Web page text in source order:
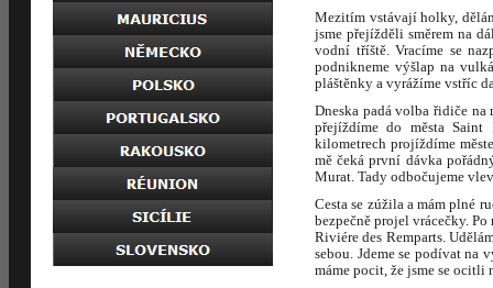
Mezitím vstávají holky,
jsme přejížděli směrem na
vodní tříště. Vracíme se
podnikneme výšlap na
pláštěnky a vyrážíme vstříc
Dneska padá volba řidiče na
přejíždíme do města Saint
kilometrech projíždíme
mě čeká první dávka
Murat. Tady odbočujeme
Cesta se zúžila a mám plné
bezpečně projel vrácečky.
Riviére des Remparts.
sebou. Jdeme se podívat na
máme pocit, že jsme se